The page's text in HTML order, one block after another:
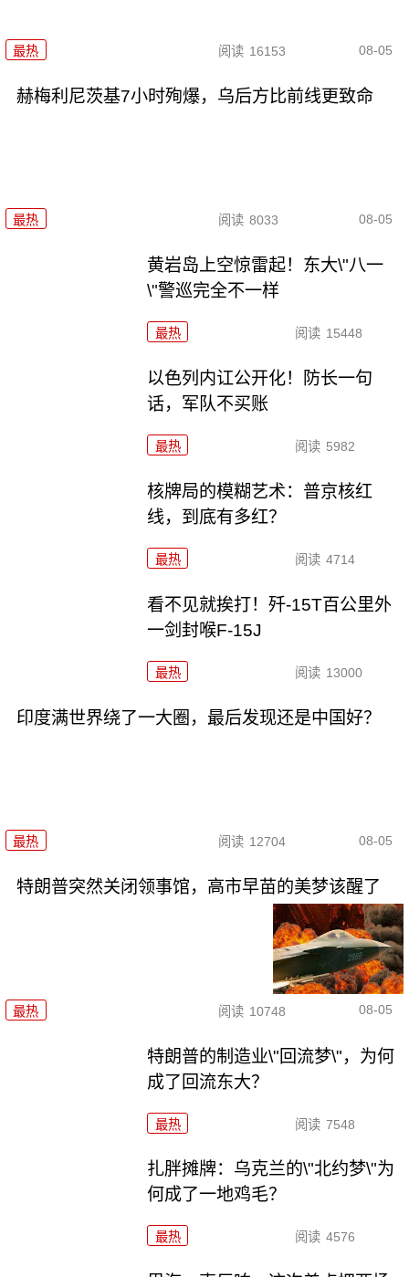
最热 阅读 16153 08-05
赫梅利尼茨基7小时殉爆，乌后方比前线更致命
最热 阅读 8033 08-05
黄岩岛上空惊雷起！东大\"八一
\"警巡完全不一样
最热 阅读 15448
以色列内讧公开化！防长一句
话，军队不买账
最热 阅读 5982
核牌局的模糊艺术：普京核红
线，到底有多红？
最热 阅读 4714
看不见就挨打！歼-15T百公里外
一剑封喉F-15J
最热 阅读 13000
印度满世界绕了一大圈，最后发现还是中国好？
最热 阅读 12704 08-05
特朗普突然关闭领事馆，高市早苗的美梦该醒了
最热 阅读 10748 08-05
特朗普的制造业\"回流梦\"，为何
成了回流东大？
最热 阅读 7548
扎胖摊牌：乌克兰的\"北约梦\"为
何成了一地鸡毛？
最热 阅读 4576